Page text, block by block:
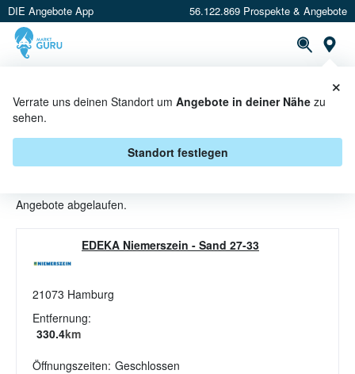
DIE Angebote App 56.122.869 Prospekte & Angebote
Verrate uns deinen Standort um Angebote in deiner Nähe zu
sehen.
Standort festlegen
×
WÜRSTE ANGEBOTE & AKTIONEN
BEI EDEKA NIEMERSZEIN
Angebote abgelaufen.
EDEKA Niemerszein - Sand 27-33
21073 Hamburg
Entfernung:
330.4km
Öffnungszeiten: Geschlossen